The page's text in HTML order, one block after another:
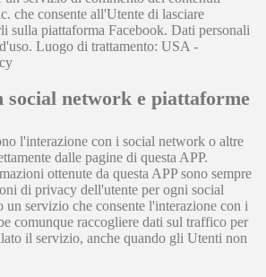
che consente all'Utente di lasciare
sulla piattaforma Facebook. Dati personali
Luogo di trattamento: USA -
social network e piattaforme
l'interazione con i social network o altre
dalle pagine di questa APP.
ottenute da questa APP sono sempre
di privacy dell'utente per ogni social
un servizio che consente l'interazione con i
comunque raccogliere dati sul traffico per
il servizio, anche quando gli Utenti non